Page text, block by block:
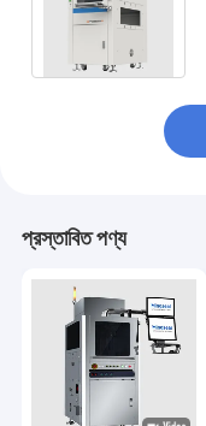
প্রস্তাবিত পণ্য